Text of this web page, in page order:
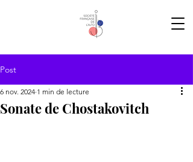
Post
Sonate de Chostakovitch
6 nov. 2024 1 min de lecture